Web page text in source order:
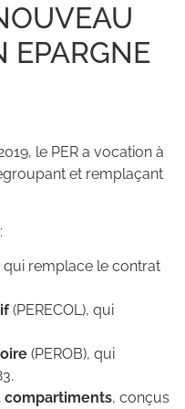
EPARGNE
le PER a vocation à
et remplaçant
qui remplace le contrat
(PERECOL), qui
(PEROB), qui
compartiments, conçus